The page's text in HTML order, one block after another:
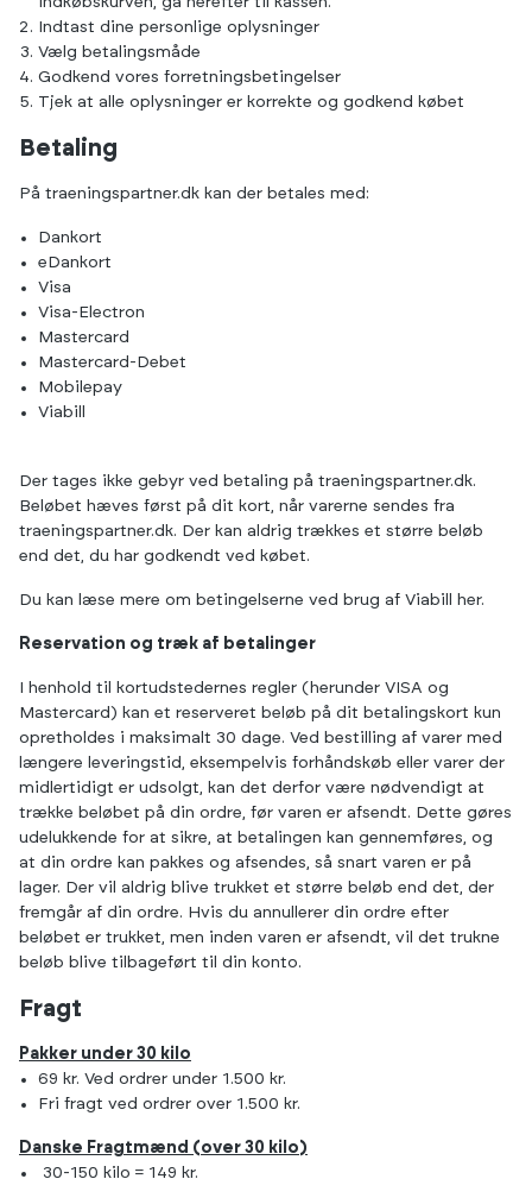
Indtast dine personlige oplysninger
Vælg betalingsmåde
Godkend vores forretningsbetingelser
Tjek at alle oplysninger er korrekte og godkend købet
Betaling
På traeningspartner.dk kan der betales med:
Dankort
eDankort
Visa
Visa-Electron
Mastercard
Mastercard-Debet
Mobilepay
Viabill
Der tages ikke gebyr ved betaling på traeningspartner.dk.
Beløbet hæves først på dit kort, når varerne sendes fra
traeningspartner.dk. Der kan aldrig trækkes et større beløb
end det, du har godkendt ved købet.
Du kan læse mere om betingelserne ved brug af Viabill her.
Reservation og træk af betalinger
I henhold til kortudstedernes regler (herunder VISA og
Mastercard) kan et reserveret beløb på dit betalingskort kun
opretholdes i maksimalt 30 dage. Ved bestilling af varer med
længere leveringstid, eksempelvis forhåndskøb eller varer der
midlertidigt er udsolgt, kan det derfor være nødvendigt at
trække beløbet på din ordre, før varen er afsendt. Dette gøres
udelukkende for at sikre, at betalingen kan gennemføres, og
at din ordre kan pakkes og afsendes, så snart varen er på
lager. Der vil aldrig blive trukket et større beløb end det, der
fremgår af din ordre. Hvis du annullerer din ordre efter
beløbet er trukket, men inden varen er afsendt, vil det trukne
beløb blive tilbageført til din konto.
Fragt
Pakker under 30 kilo
69 kr. Ved ordrer under 1.500 kr.
Fri fragt ved ordrer over 1.500 kr.
Danske Fragtmænd (over 30 kilo)
30-150 kilo = 149 kr.